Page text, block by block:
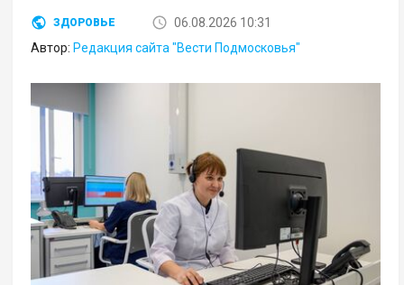
ЗДОРОВЬЕ
06.08.2026 10:31
Автор: Редакция сайта "Вести Подмосковья"